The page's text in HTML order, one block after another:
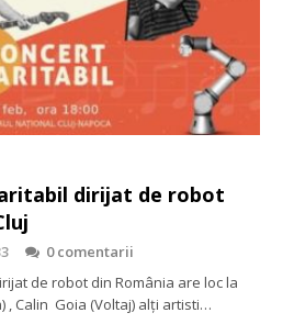
dirijat de robot
0 comentarii
de robot din România are loc la
, Calin Goia (Voltaj) alți artisti…